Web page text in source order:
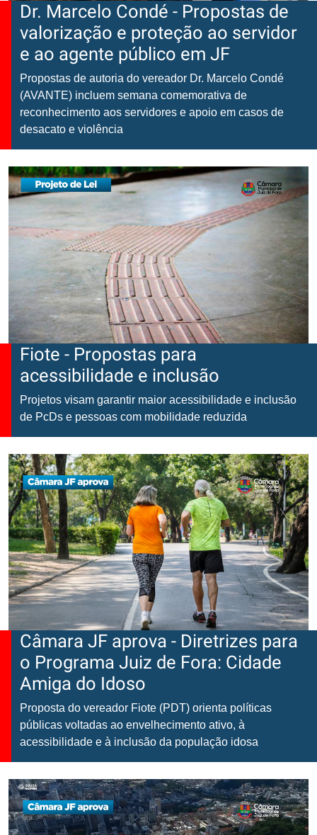
Dr. Marcelo Condé - Propostas de
valorização e proteção ao servidor
e ao agente público em JF
Propostas de autoria do vereador Dr. Marcelo Condé
(AVANTE) incluem semana comemorativa de
reconhecimento aos servidores e apoio em casos de
desacato e violência
Fiote - Propostas para
acessibilidade e inclusão
Projetos visam garantir maior acessibilidade e inclusão
de PcDs e pessoas com mobilidade reduzida
Câmara JF aprova - Diretrizes para
o Programa Juiz de Fora: Cidade
Amiga do Idoso
Proposta do vereador Fiote (PDT) orienta políticas
públicas voltadas ao envelhecimento ativo, à
acessibilidade e à inclusão da população idosa